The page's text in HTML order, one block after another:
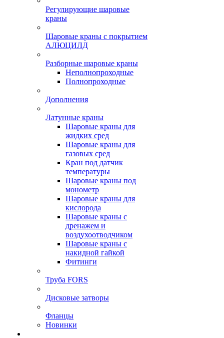
Регулирующие шаровые
краны
Шаровые краны с покрытием
АЛЮЦИЛД
Разборные шаровые краны
Неполнопроходные
Полнопроходные
Дополнения
Латунные краны
Шаровые краны для
жидких сред
Шаровые краны для
газовых сред
Кран под датчик
температуры
Шаровые краны под
монометр
Шаровые краны для
кислорода
Шаровые краны с
дренажем и
воздухоотводчиком
Шаровые краны с
накидной гайкой
Фитинги
Труба FORS
Дисковые затворы
Фланцы
Новинки